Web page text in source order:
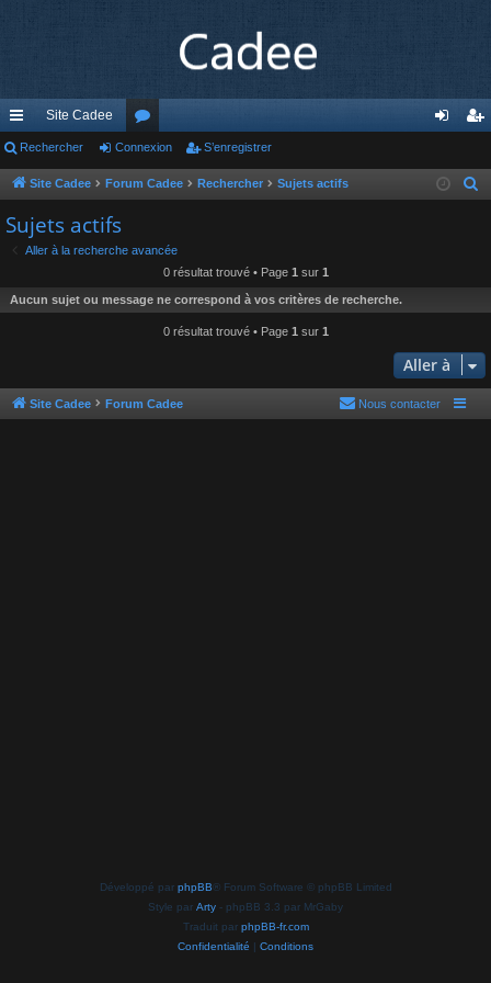
cc
ès
ra
pi
Site Cadee
or
u
s
ne nr
r
Rechercher Connexion S’enregistrer
Site Cadee Forum Cadee Rechercher Sujets actifs
h
e
Sujets actifs
Aller à la recherche avancée
0 résultat trouvé • Page 1 sur 1
Aucun sujet ou message ne correspond à vos critères de recherche.
0 résultat trouvé • Page 1 sur 1
Aller à
Site Cadee Forum Cadee Nous contacter
Développé par phpBB® Forum Software © phpBB Limited
Style par Arty - phpBB 3.3 par MrGaby
Traduit par phpBB-fr.com
Confidentialité | Conditions